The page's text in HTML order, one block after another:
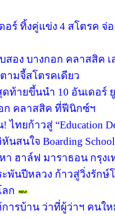
อร์ ทิ้งคู่แข่ง 4 สโตรค
สอง บางกอก คลาสสิค
ามจี้สโตรคเดียว
ท้ายขึ้นนำ 10 อันเดอร์
ก คลาสสิค ที่ฟีนิกซ์ฯ
ไทยก้าวสู่ “Education
สนใจ Boarding
า ฮาล์ฟ มาราธอน กรุง
นปีหลวง ก้าวสู่วิ่งรักษ์
ก
การบ้าน ว่าที่ผู้ว่าฯ คน